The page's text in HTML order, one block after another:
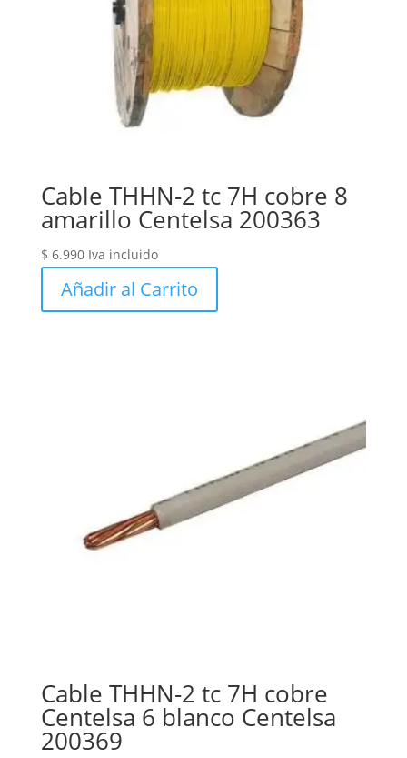
Cable THHN-2 tc 7H cobre 8
amarillo Centelsa 200363
$ 6.990 Iva incluido
Añadir al Carrito
Cable THHN-2 tc 7H cobre
Centelsa 6 blanco Centelsa
200369